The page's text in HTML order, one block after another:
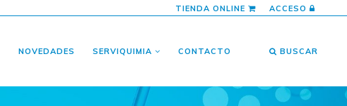
TIENDA ONLINE ACCESO
NOVEDADES SERVIQUIMIA CONTACTO BUSCAR